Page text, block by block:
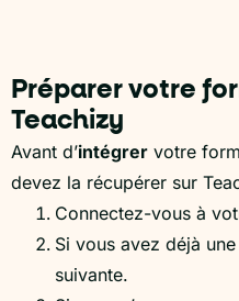
Préparer votre
Teachizy
Avant d’intégrer votre
devez la récupérer sur
Connectez-vous à
Si vous avez déjà
suivante.